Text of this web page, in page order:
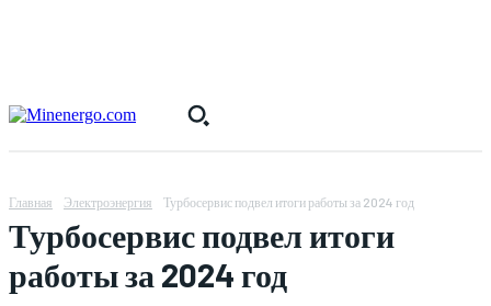
Главная Электроэнергия Турбосервис подвел итоги работы за 2024 год
Турбосервис подвел итоги
работы за 2024 год